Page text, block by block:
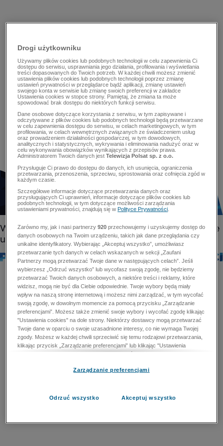
Drogi użytkowniku
Używamy plików cookies lub podobnych technologii w celu zapewnienia Ci
dostępu do serwisu, usprawniania jego działania, profilowania i wyświetlania
treści dopasowanych do Twoich potrzeb. W każdej chwili możesz zmienić
ustawienia plików cookies lub podobnych technologii poprzez zmianę
ustawień prywatności w przeglądarce bądź aplikacji, zmianę ustawień
swojego konta w serwisie lub zmianę swoich preferencji w zakładce
Ustawienia cookies w stopce strony. Pamiętaj, że zmiana ta może
spowodować brak dostępu do niektórych funkcji serwisu.
Dane osobowe dotyczące korzystania z serwisu, w tym zapisywane i
odczytywane z plików cookies lub podobnych technologii będą przetwarzane
w celu zapewnienia dostępu do serwisu, w celach marketingowych, w tym
profilowania, w celach wewnętrznych związanych ze świadczeniem usług
oraz prowadzeniem działalności gospodarczej, w tym dowodowych,
analitycznych i statystycznych, wykrywania i eliminowania nadużyć oraz w
celu wykonywania obowiązków wynikających z przepisów prawa.
Administratorem Twoich danych jestTelewizja Polsat sp. z o.o.
Przysługuje Ci prawo do dostępu do danych, ich usunięcia, ograniczenia
przetwarzania, przenoszenia, sprzeciwu, sprostowania oraz cofnięcia zgód w
każdym czasie.
Szczegółowe informacje dotyczące przetwarzania danych oraz
przysługujących Ci uprawnień, informacje dotyczące plików cookies lub
podobnych technologii, w tym dotyczące możliwości zarządzania
ustawieniami prywatności, znajdują się wPolityce Prywatności
Zarówno my, jak i nasi partnerzy920 przechowujemy i uzyskujemy dostęp do
danych osobowych na Twoim urządzeniu, takich jak dane przeglądania czy
unikalne identyfikatory. Wybierając „Akceptuj wszystko”, umożliwiasz
przetwarzanie tych danych w celach wskazanych w sekcji „Zaufani
Partnerzy mogą przetwarzać Twoje dane w następujących celach”. Jeśli
wybierzesz „Odrzuć wszystko” lub wycofasz swoją zgodę, nie będziemy
przetwarzać Twoich danych osobowych, a niektóre treści i reklamy, które
widzisz, mogą nie być dla Ciebie odpowiednie. Twoje wybory będą miały
wpływ na naszą stronę internetową i możesz nimi zarządzać, w tym wycofać
swoją zgodę, w dowolnym momencie za pomocą przycisku „Zarządzanie
preferencjami”. Możesz także zmienić swoje wybory i wycofać zgodę klikając
"Ustawienia cookies" na dole strony. Niektórzy dostawcy mogą przetwarzać
Twoje dane w oparciu o swoje uzasadnione interesy, co nie wymaga Twojej
zgody. Możesz w każdej chwili sprzeciwić się temu rodzajowi przetwarzania,
klikając przycisk „Zarządzanie preferencjami” lub klikając "Ustawienia
cookies" na dole strony. Nie możesz sprzeciwić się przetwarzaniu przez
zapobiegania oszustwom i naprawiania błędów, a w tym celu mogą zostać
przetwarzaniu danych osobowych w celu dostarczania i prezentacji reklam i
Zarządzanie preferencjami
Odrzuć wszystko Akceptuj wszystko